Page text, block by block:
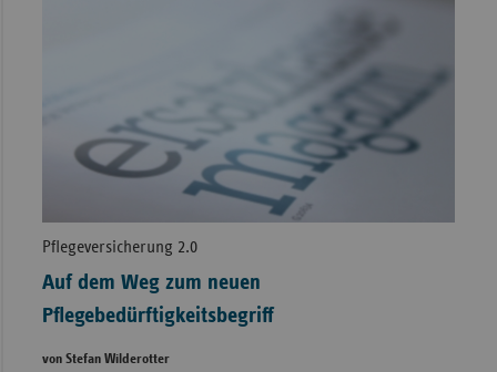
Pflegeversicherung 2.0
Auf dem Weg zum neuen
Pflegebedürftigkeitsbegriff
von Stefan Wilderotter